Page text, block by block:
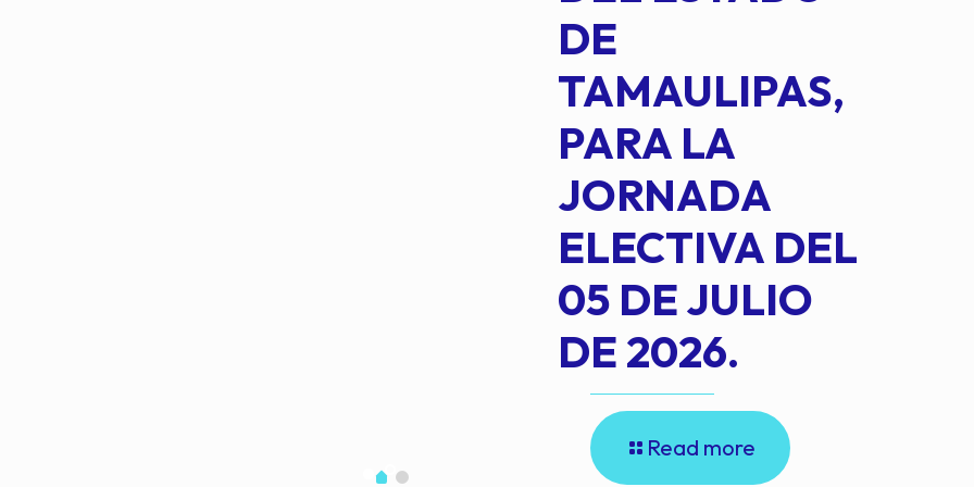
DE
TAMAULIPAS,
PARA LA
JORNADA
ELECTIVA DEL
05 DE JULIO
DE 2026.
Read more